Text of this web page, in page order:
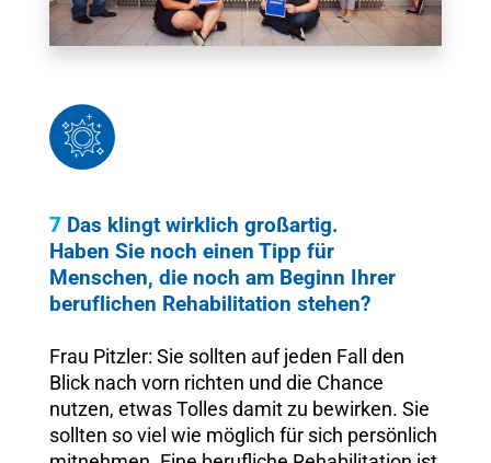
7 Das klingt wirklich großartig.
Haben Sie noch einen Tipp für
Menschen, die noch am Beginn Ihrer
beruflichen Rehabilitation stehen?
Frau Pitzler: Sie sollten auf jeden Fall den
Blick nach vorn richten und die Chance
nutzen, etwas Tolles damit zu bewirken. Sie
sollten so viel wie möglich für sich persönlich